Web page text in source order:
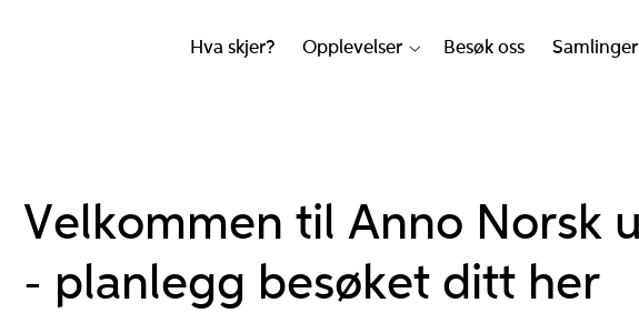
Hva skjer? Opplevelser Besøk oss Samlinger
Velkommen til Anno Norsk
- planlegg besøket ditt her